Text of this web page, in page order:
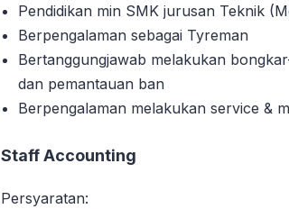
Pendidikan min SMK jurusan Teknik
Berpengalaman sebagai Tyreman
Bertanggungjawab melakukan
dan pemantauan ban
Berpengalaman melakukan service &
Staff Accounting
Persyaratan: